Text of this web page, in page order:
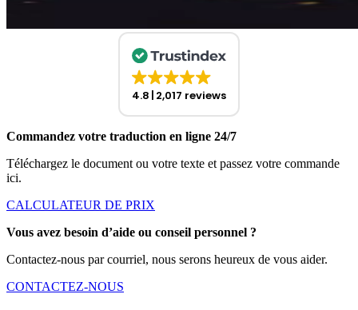
4.8 2,017 reviews
Commandez votre traduction en ligne 24/7
Téléchargez le document ou votre texte et passez votre commande
ici.
CALCULATEUR DE PRIX
Vous avez besoin d’aide ou conseil personnel ?
Contactez-nous par courriel, nous serons heureux de vous aider.
CONTACTEZ-NOUS